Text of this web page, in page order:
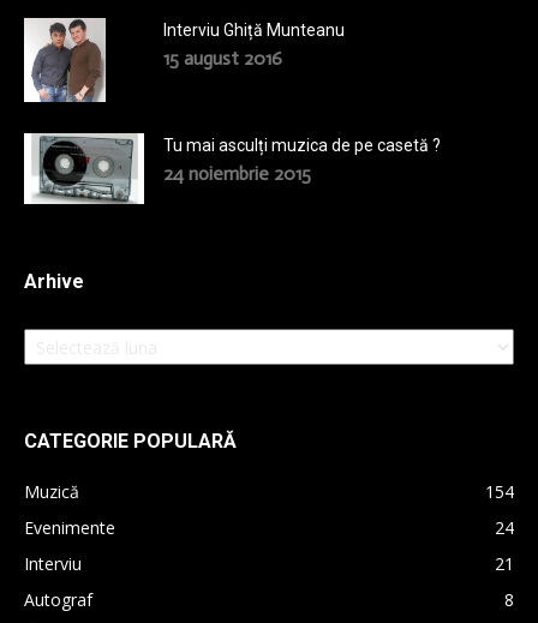
Interviu Ghiță Munteanu
15 august 2016
Tu mai asculți muzica de pe casetă ?
24 noiembrie 2015
Arhive
Arhive
CATEGORIE POPULARĂ
Muzică
154
Evenimente
24
Interviu
21
Autograf
8